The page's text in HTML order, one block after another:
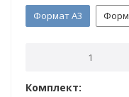
Формат А3
Комплект: